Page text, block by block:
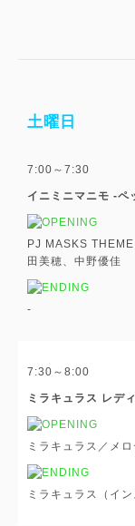
土曜日
7:00～7:30
イニミニマニモ -ペ
PJ MASKS
田美穂、中野優佳
-
7:30～8:00
ミラキュラス レデ
ミラキュラス／メ
ミラキュラス（イン